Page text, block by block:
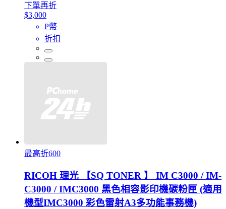
下單再折
$3,000
P幣
折扣
最高折600
RICOH 理光 【SQ TONER 】 IM C3000 / IM-
C3000 / IMC3000 黑色相容影印機碳粉匣 (適用
機型IMC3000 彩色雷射A3多功能事務機)